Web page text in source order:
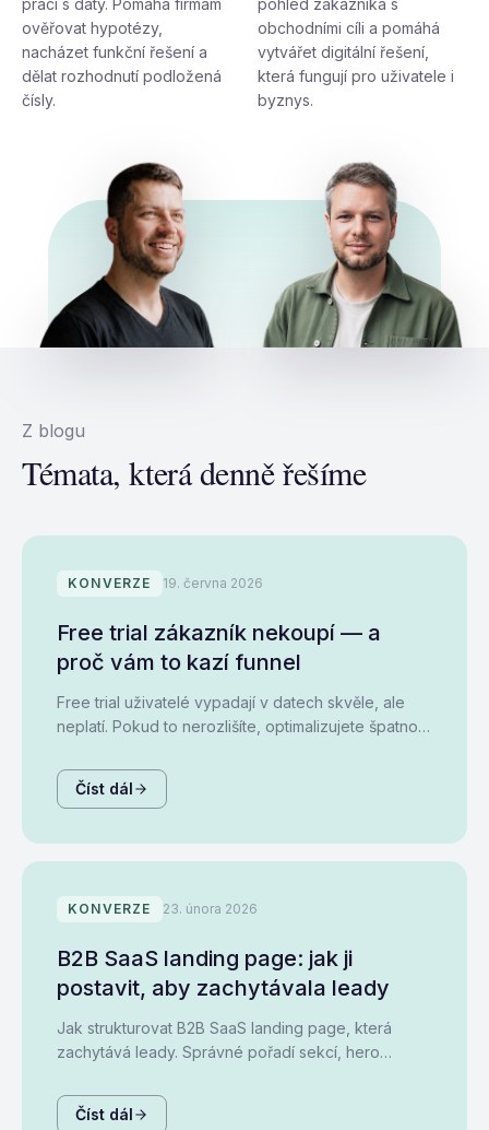
prací s daty. Pomáhá firmám
ověřovat hypotézy,
nacházet funkční řešení a
dělat rozhodnutí podložená
čísly.
pohled zákazníka s
obchodními cíli a pomáhá
vytvářet digitální řešení,
která fungují pro uživatele i
byznys.
Z blogu
Témata, která denně řešíme
KONVERZE 19. června 2026
Free trial zákazník nekoupí — a
proč vám to kazí funnel
Free trial uživatelé vypadají v datech skvěle, ale
neplatí. Pokud to nerozlišíte, optimalizujete špatnou
Číst dál
KONVERZE 23. února 2026
B2B SaaS landing page: jak ji
postavit, aby zachytávala leady
Jak strukturovat B2B SaaS landing page, která
zachytává leady. Správné pořadí sekcí, hero
příklady.
Číst dál